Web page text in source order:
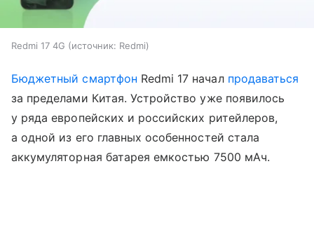
Redmi 17 4G источник: Redmi
Бюджетный смартфон Redmi 17 начал продаваться
за пределами Китая. Устройство уже появилось
у ряда европейских и российских ритейлеров,
а одной из его главных особенностей стала
аккумуляторная батарея емкостью 7500 мАч.